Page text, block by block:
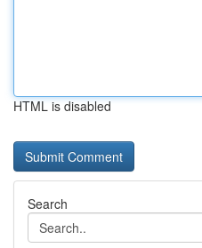
HTML is disabled
Search